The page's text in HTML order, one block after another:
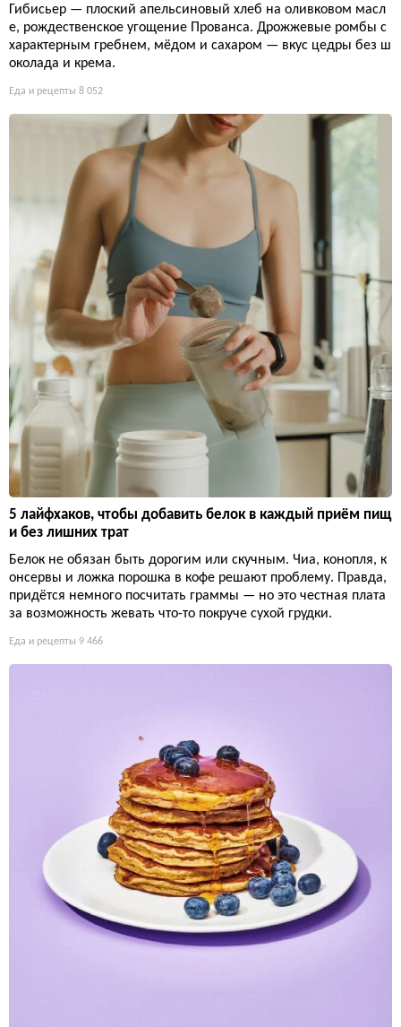
Гибисьер — плоский апельсиновый хлеб на оливковом масл
е, рождественское угощение Прованса. Дрожжевые ромбы с
характерным гребнем, мёдом и сахаром — вкус цедры без ш
околада и крема.
Еда и рецепты 8 052
5 лайфхаков, чтобы добавить белок в каждый приём пищ
и без лишних трат
Белок не обязан быть дорогим или скучным. Чиа, конопля, к
онсервы и ложка порошка в кофе решают проблему. Правда,
придётся немного посчитать граммы — но это честная плата
за возможность жевать что-то покруче сухой грудки.
Еда и рецепты 9 466